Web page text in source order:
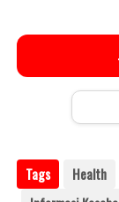
Tags Health